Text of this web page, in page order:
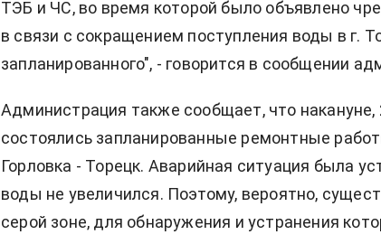
ТЭБ и ЧС, во время которой было объявлено
в связи с сокращением поступления воды в г.
запланированного", - говорится в сообщении
Администрация также сообщает, что накануне,
состоялись запланированные ремонтные
Горловка - Торецк. Аварийная ситуация была
воды не увеличился. Поэтому, вероятно,
серой зоне, для обнаружения и устранения